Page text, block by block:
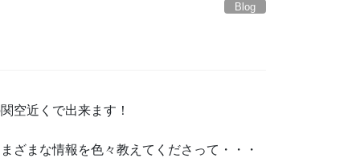
Blog
空近くで出来ます！
ざまな情報を色々教えてくださって・・・